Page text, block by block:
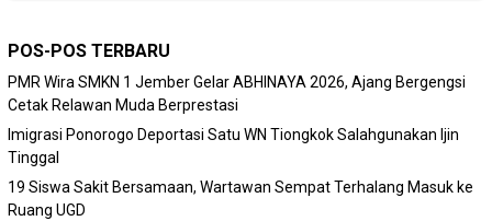
POS-POS TERBARU
PMR Wira SMKN 1 Jember Gelar ABHINAYA 2026, Ajang Bergengsi
Cetak Relawan Muda Berprestasi
Imigrasi Ponorogo Deportasi Satu WN Tiongkok Salahgunakan Ijin
Tinggal
19 Siswa Sakit Bersamaan, Wartawan Sempat Terhalang Masuk ke
Ruang UGD